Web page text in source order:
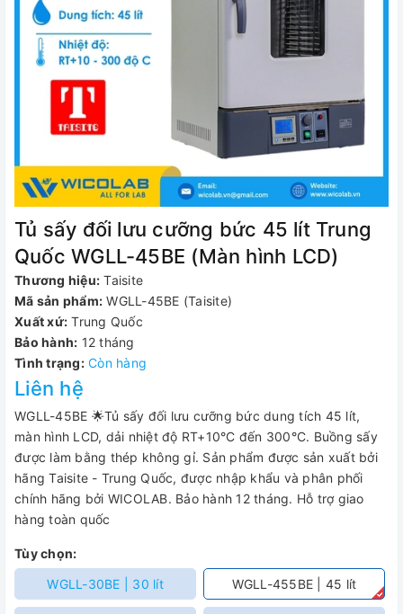
Tủ sấy đối lưu cưỡng bức 45 lít Trung
Quốc WGLL-45BE (Màn hình LCD)
Thương hiệu: Taisite
Mã sản phẩm: WGLL-45BE (Taisite)
Xuất xứ: Trung Quốc
Bảo hành: 12 tháng
Tình trạng: Còn hàng
Liên hệ
WGLL-45BE 🌟Tủ sấy đối lưu cưỡng bức dung tích 45 lít,
màn hình LCD, dải nhiệt độ RT+10°C đến 300°C. Buồng sấy
được làm bằng thép không gỉ. Sản phẩm được sản xuất bởi
hãng Taisite - Trung Quốc, được nhập khẩu và phân phối
chính hãng bởi WICOLAB. Bảo hành 12 tháng. Hỗ trợ giao
hàng toàn quốc
Tùy chọn:
WGLL-30BE | 30 lít
WGLL-455BE | 45 lít